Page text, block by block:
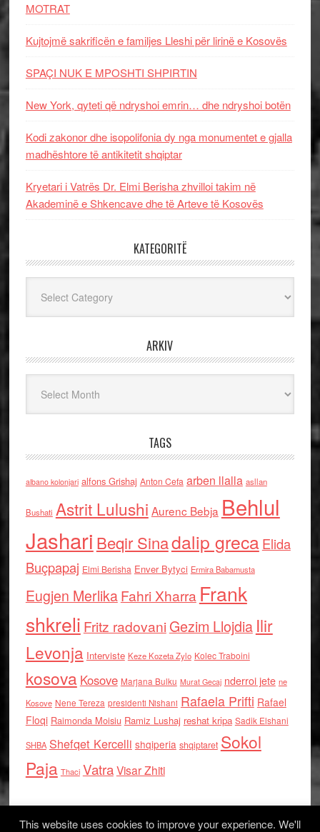
MOTRAT
Kujtojmë sakrificën e familjes Lleshi për lirinë e Kosovës
SPAÇI NUK E MPOSHTI SHPIRTIN
New York, qyteti që ndryshoi emrin… dhe ndryshoi botën
Kodi zakonor dhe isopolifonia dy nga monumentet e gjalla
madhështore të antikitetit shqiptar
Kryetari i Vatrës Dr. Elmi Berisha zhvilloi takim në
Akademinë e Shkencave dhe të Arteve të Kosovës
KATEGORITË
ARKIV
TAGS
albano kolonjari alfons Grishaj Anton Cefa arben llalla asllan
Bushati Astrit Lulushi Aurenc Bebja Behlul
Jashari Beqir Sinadalip grecaElida
Buçpapaj Elmi Berisha Enver Bytyci Ermira Babamusta
Eugjen MerlikaFahri Xharra Frank
shkreli Fritz radovaniGezim Llojdia Ilir
Levonja Interviste Keze Kozeta Zylo Kolec Traboini
kosova Kosove Marjana Bulku Murat Gecaj nderroi jete ne
Kosove Nene Tereza presidenti Nishani Rafaela Prifti Rafael
Floqi Raimonda Moisiu Ramiz Lushaj reshat kripa Sadik Elshani
SHBA Shefqet Kercelli shqiperia shqiptaret Sokol
Paja Thaci VatraVisar Zhiti
This website uses cookies to improve your experience. We'll